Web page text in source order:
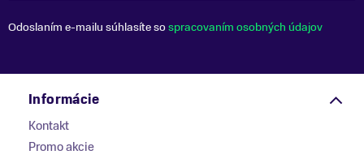
Odoslaním e-mailu súhlasíte sospracovaním osobných údajov
Informácie
Kontakt
Promo akcie